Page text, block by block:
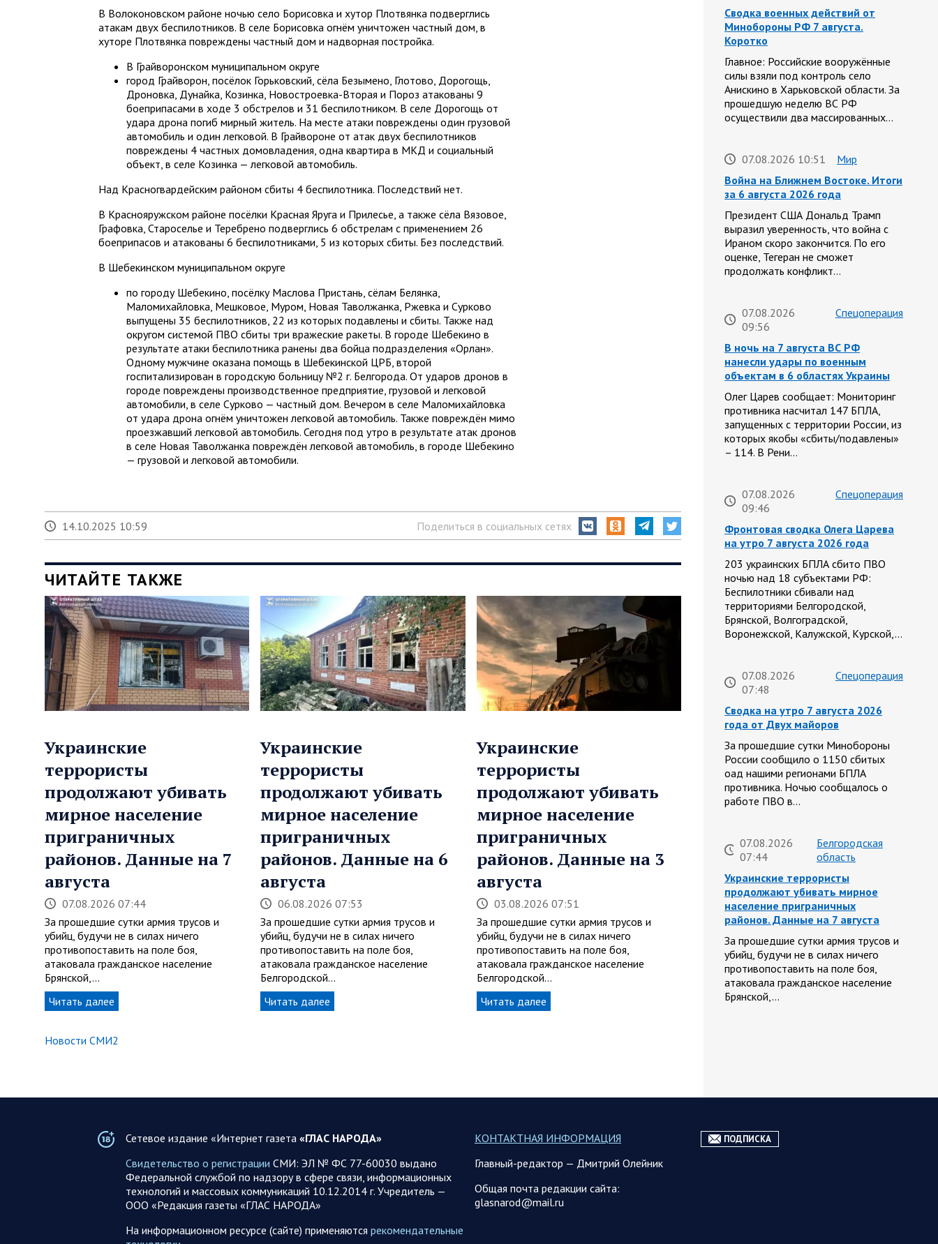
В Волоконовском районе ночью село Борисовка и хутор Плотвянка подверглись
атакам двух беспилотников. В селе Борисовка огнём уничтожен частный дом, в
хуторе Плотвянка повреждены частный дом и надворная постройка.
В Грайворонском муниципальном округе
город Грайворон, посёлок Горьковский, сёла Безымено, Глотово, Дорогощь,
Дроновка, Дунайка, Козинка, Новостроевка-Вторая и Пороз атакованы 9
боеприпасами в ходе 3 обстрелов и 31 беспилотником. В селе Дорогощь от
удара дрона погиб мирный житель. На месте атаки повреждены один грузовой
автомобиль и один легковой. В Грайвороне от атак двух беспилотников
повреждены 4 частных домовладения, одна квартира в МКД и социальный
объект, в селе Козинка — легковой автомобиль.
Над Красногвардейским районом сбиты 4 беспилотника. Последствий нет.
В Краснояружском районе посёлки Красная Яруга и Прилесье, а также сёла Вязовое,
Графовка, Староселье и Теребрено подверглись 6 обстрелам с применением 26
боеприпасов и атакованы 6 беспилотниками, 5 из которых сбиты. Без последствий.
В Шебекинском муниципальном округе
по городу Шебекино, посёлку Маслова Пристань, сёлам Белянка,
Маломихайловка, Мешковое, Муром, Новая Таволжанка, Ржевка и Сурково
выпущены 35 беспилотников, 22 из которых подавлены и сбиты. Также над
округом системой ПВО сбиты три вражеские ракеты. В городе Шебекино в
результате атаки беспилотника ранены два бойца подразделения «Орлан».
Одному мужчине оказана помощь в Шебекинской ЦРБ, второй
госпитализирован в городскую больницу №2 г. Белгорода. От ударов дронов в
городе повреждены производственное предприятие, грузовой и легковой
автомобили, в селе Сурково — частный дом. Вечером в селе Маломихайловка
от удара дрона огнём уничтожен легковой автомобиль. Также повреждён мимо
проезжавший легковой автомобиль. Сегодня под утро в результате атак дронов
в селе Новая Таволжанка повреждён легковой автомобиль, в городе Шебекино
— грузовой и легковой автомобили.
14.10.2025 10:59 Поделиться в социальных сетях
ЧИТАЙТЕ ТАКЖЕ
Украинские
террористы
продолжают убивать
мирное население
приграничных
районов. Данные на 7
августа
07.08.2026 07:44
За прошедшие сутки армия трусов и
убийц, будучи не в силах ничего
противопоставить на поле боя,
атаковала гражданское население
Брянской,…
Читать далее
Украинские
террористы
продолжают убивать
мирное население
приграничных
районов. Данные на 6
августа
06.08.2026 07:53
За прошедшие сутки армия трусов и
убийц, будучи не в силах ничего
противопоставить на поле боя,
атаковала гражданское население
Белгородской…
Читать далее
Украинские
террористы
продолжают убивать
мирное население
приграничных
районов. Данные на 3
августа
03.08.2026 07:51
За прошедшие сутки армия трусов и
убийц, будучи не в силах ничего
противопоставить на поле боя,
атаковала гражданское население
Белгородской…
Читать далее
Новости СМИ2
Сводка военных действий от
Минобороны РФ 7 августа.
Коротко
Главное: Российские вооружённые
силы взяли под контроль село
Анискино в Харьковской области. За
прошедшую неделю ВС РФ
осуществили два массированных…
07.08.2026 10:51
Мир
Война на Ближнем Востоке. Итоги
за 6 августа 2026 года
Президент США Дональд Трамп
выразил уверенность, что война с
Ираном скоро закончится. По его
оценке, Тегеран не сможет
продолжать конфликт…
07.08.2026
09:56
Спецоперация
В ночь на 7 августа ВС РФ
нанесли удары по военным
объектам в 6 областях Украины
Олег Царев сообщает: Мониторинг
противника насчитал 147 БПЛА,
запущенных с территории России, из
которых якобы «сбиты/подавлены»
– 114. В Рени…
07.08.2026
09:46
Спецоперация
Фронтовая сводка Олега Царева
на утро 7 августа 2026 года
203 украинских БПЛА сбито ПВО
ночью над 18 субъектами РФ:
Беспилотники сбивали над
территориями Белгородской,
Брянской, Волгоградской,
Воронежской, Калужской, Курской,…
07.08.2026
07:48
Спецоперация
Сводка на утро 7 августа 2026
года от Двух майоров
За прошедшие сутки Минобороны
России сообщило о 1150 сбитых
оад нашими регионами БПЛА
противника. Ночью сообщалось о
работе ПВО в…
07.08.2026
07:44
Белгородская
область
Украинские террористы
продолжают убивать мирное
население приграничных
районов. Данные на 7 августа
За прошедшие сутки армия трусов и
убийц, будучи не в силах ничего
противопоставить на поле боя,
атаковала гражданское население
Брянской,…
2026 года
продолжила создание полосы
безопасности в Харьковской и
Сетевое издание «Интернет газета «ГЛАС НАРОДА»
Свидетельство о регистрации СМИ: ЭЛ № ФС 77-60030 выдано
Федеральной службой по надзору в сфере связи, информационных
технологий и массовых коммуникаций 10.12.2014 г. Учредитель —
ООО «Редакция газеты «ГЛАС НАРОДА»
На информационном ресурсе (сайте) применяются рекомендательные
КОНТАКТНАЯ ИНФОРМАЦИЯ
Главный-редактор — Дмитрий Олейник
Общая почта редакции сайта:
glasnarod@mail.ru
ПОДПИСКА